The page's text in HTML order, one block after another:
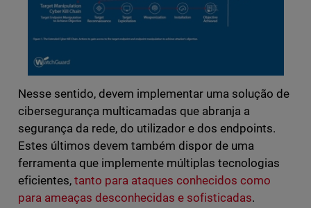
Nesse sentido, devem implementar uma solução de
cibersegurança multicamadas que abranja a
segurança da rede, do utilizador e dos endpoints.
Estes últimos devem também dispor de uma
ferramenta que implemente múltiplas tecnologias
eficientes,tanto para ataques conhecidos como
para ameaças desconhecidas e sofisticadas.